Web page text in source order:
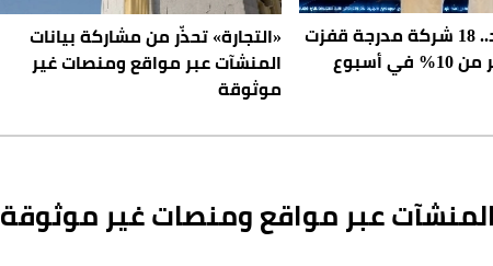
«عكاظ» ترصد.. 18 شركة مدرجة قفزت
أسبوع
«التجارة» تحذّر من مشاركة بيانات
المنشآت عبر مواقع ومنصات غير
موثوقة
المنشآت عبر مواقع ومنصات غير موثوقة